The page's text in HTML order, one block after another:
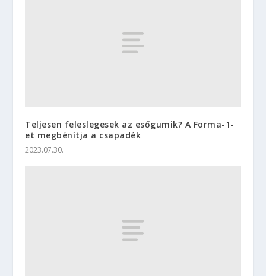
Teljesen feleslegesek az esőgumik? A Forma-1-
et megbénítja a csapadék
2023.07.30.